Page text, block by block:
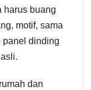
harus buang
motif, sama
panel dinding
dan